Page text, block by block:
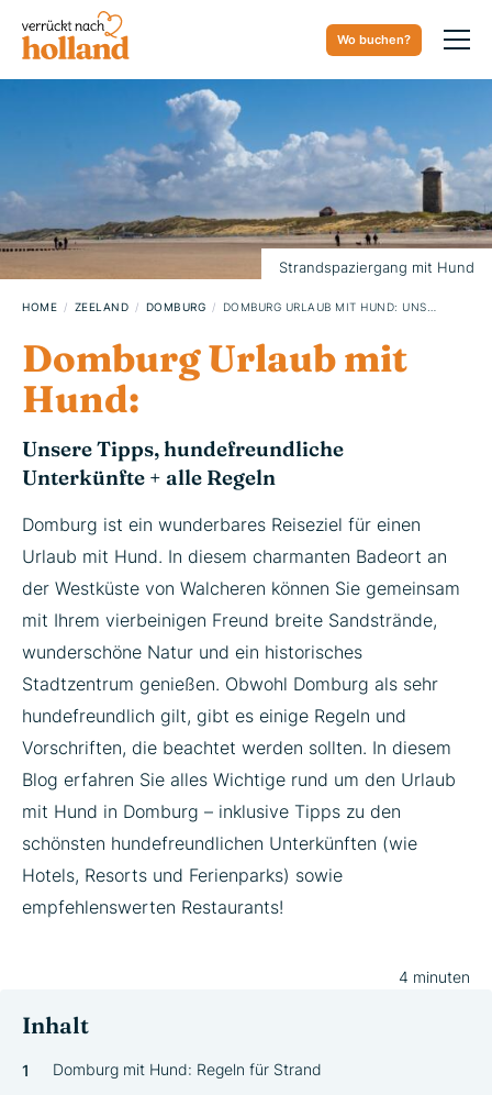
Wo buchen?
Strandspaziergang mit Hund
HOME ZEELAND DOMBURG
Domburg Urlaub mit
Hund:
Unsere Tipps, hundefreundliche
Unterkünfte + alle Regeln
Domburg ist ein wunderbares Reiseziel für einen
Urlaub mit Hund. In diesem charmanten Badeort an
der Westküste von Walcheren können Sie gemeinsam
mit Ihrem vierbeinigen Freund breite Sandstrände,
wunderschöne Natur und ein historisches
Stadtzentrum genießen. Obwohl Domburg als sehr
hundefreundlich gilt, gibt es einige Regeln und
Vorschriften, die beachtet werden sollten. In diesem
Blog erfahren Sie alles Wichtige rund um den Urlaub
mit Hund in Domburg – inklusive Tipps zu den
schönsten hundefreundlichen Unterkünften (wie
Hotels, Resorts und Ferienparks) sowie
empfehlenswerten Restaurants!
4 minuten
01. NOVEMBER 2024
Inhalt
Domburg mit Hund: Regeln für Strand